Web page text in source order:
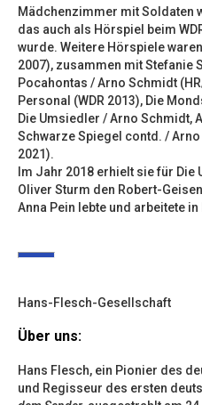
Mädchenzimmer mit Soldaten
das auch als Hörspiel beim
wurde. Weitere Hörspiele
2007), zusammen mit Stefanie
Pocahontas / Arno Schmidt
Personal (WDR 2013), Die
Die Umsiedler / Arno Schmidt,
Schwarze Spiegel contd. / Arno
2021).
Im Jahr 2018 erhielt sie für
Oliver Sturm den Robert-
Anna Pein lebte und arbeitete in
Hans-Flesch-Gesellschaft
Über uns:
Hans Flesch, ein Pionier des
und Regisseur des ersten